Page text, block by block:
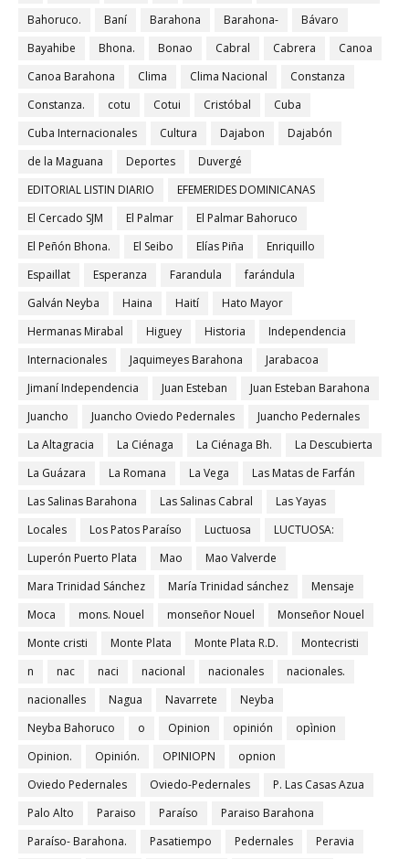
Bahoruco.
Baní Barahona Barahona-
Bávaro
Bayahibe
Bhona. Bonao Cabral Cabrera
Canoa
Canoa Barahona
Clima Clima Nacional
Constanza
Constanza.
cotu Cotui Cristóbal
Cuba
Cuba Internacionales
Cultura Dajabon
Dajabón
de la Maguana
Deportes
Duvergé
EDITORIAL LISTIN DIARIO
EFEMERIDES DOMINICANAS
El Cercado SJM
El Palmar
El Palmar Bahoruco
El Peñón Bhona.
El Seibo Elías Piña
Enriquillo
Espaillat
Esperanza Farandula
farándula
Galván Neyba
Haina Haití
Hato Mayor
Hermanas Mirabal
Higuey Historia
Independencia
Internacionales
Jaquimeyes Barahona
Jarabacoa
Jimaní Independencia
Juan Esteban
Juan Esteban Barahona
Juancho
Juancho Oviedo Pedernales
Juancho Pedernales
La Altagracia
La Ciénaga La Ciénaga Bh.
La Descubierta
La Guázara
La Romana La Vega
Las Matas de Farfán
Las Salinas Barahona
Las Salinas Cabral
Las Yayas
Locales
Los Patos Paraíso Luctuosa
LUCTUOSA:
Luperón Puerto Plata
Mao
Mao Valverde
Mara Trinidad Sánchez
María Trinidad sánchez
Mensaje
Moca
mons. Nouel monseñor Nouel
Monseñor Nouel
Monte cristi
Monte Plata Monte Plata R.D.
Montecristi
n
nac naci nacional nacionales
nacionales.
nacionalles
Nagua Navarrete
Neyba
Neyba Bahoruco
o Opinion opinión
opìnion
Opinion.
Opinión. OPINIOPN
opnion
Oviedo Pedernales
Oviedo-Pedernales
P. Las Casas Azua
Palo Alto
Paraiso Paraíso
Paraiso Barahona
Paraíso- Barahona.
Pasatiempo Pedernales
Peravia